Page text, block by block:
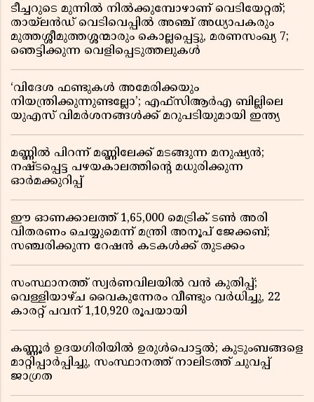
ടീച്ചറുടെ മുന്നിൽ നിൽക്കുമ്പോഴാണ് വെടിയേറ്റത്;
തായ്‌ലൻഡ് വെടിവെപ്പിൽ അഞ്ച് അധ്യാപകരും
മുത്തശ്ശീമുത്തശ്ശന്മാരും കൊല്ലപ്പെട്ടു, മരണസംഖ്യ 7;
ഞെട്ടിക്കുന്ന വെളിപ്പെടുത്തലുകൾ
‘വിദേശ ഫണ്ടുകൾ അമേരിക്കയും
നിയന്ത്രിക്കുന്നുണ്ടല്ലോ’; എഫ്സിആർഎ ബില്ലിലെ
യുഎസ് വിമർശനങ്ങൾക്ക് മറുപടിയുമായി ഇന്ത്യ
മണ്ണിൽ പിറന്ന് മണ്ണിലേക്ക് മടങ്ങുന്ന മനുഷ്യൻ;
നഷ്ടപ്പെട്ട പഴയകാലത്തിൻ്റെ മധുരിക്കുന്ന
ഓർമക്കുറിപ്പ്
ഈ ഓണക്കാലത്ത് 1,65,000 മെട്രിക് ടൺ അരി
വിതരണം ചെയ്യുമെന്ന് മന്ത്രി അനൂപ് ജേക്കബ്;
സഞ്ചരിക്കുന്ന റേഷൻ കടകൾക്ക് തുടക്കം
സംസ്ഥാനത്ത് സ്വർണവിലയിൽ വൻ കുതിപ്പ്;
വെള്ളിയാഴ്ച വൈകുന്നേരം വീണ്ടും വർധിച്ചു, 22
കാരറ്റ് പവന് 1,10,920 രൂപയായി
കണ്ണൂർ ഉദയഗിരിയിൽ ഉരുൾപൊട്ടൽ; കുടുംബങ്ങളെ
മാറ്റിപ്പാർപ്പിച്ചു, സംസ്ഥാനത്ത് നാലിടത്ത് ചുവപ്പ്
ജാഗ്രത